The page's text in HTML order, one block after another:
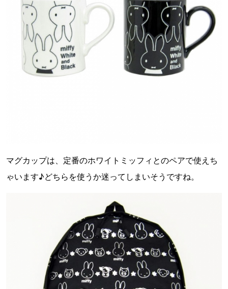
マグカップは、定番のホワイトミッフィとのペアで使えち
ゃいます♪どちらを使うか迷ってしまいそうですね。